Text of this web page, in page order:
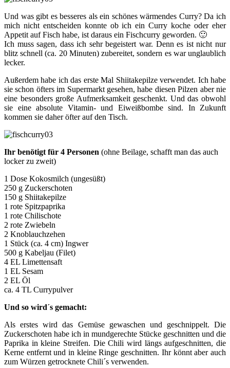
Und was gibt es besseres als ein schönes wärmendes Curry? Da ich
mich nicht entscheiden konnte ob ich ein Curry koche oder eher
Appetit auf Fisch habe, ist daraus ein Fischcurry geworden. 🙂
Ich muss sagen, dass ich sehr begeistert war. Denn es ist nicht nur
blitz schnell (ca. 20 Minuten) zubereitet, sondern es war unglaublich
lecker.
Außerdem habe ich das erste Mal Shiitakepilze verwendet. Ich habe
sie schon öfters im Supermarkt gesehen, habe diesen Pilzen aber nie
eine besonders große Aufmerksamkeit geschenkt. Und das obwohl
sie eine absolute Vitamin- und Eiweißbombe sind. In Zukunft
kommen sie daher öfter auf den Tisch.
Ihr benötigt für 4 Personen (ohne Beilage, schafft man das auch
locker zu zweit)
1 Dose Kokosmilch (ungesüßt)
250 g Zuckerschoten
150 g Shiitakepilze
1 rote Spitzpaprika
1 rote Chilischote
2 rote Zwiebeln
2 Knoblauchzehen
1 Stück (ca. 4 cm) Ingwer
500 g Kabeljau (Filet)
4 EL Limettensaft
1 EL Sesam
2 EL Öl
ca. 4 TL Currypulver
Und so wird´s gemacht:
Als erstes wird das Gemüse gewaschen und geschnippelt. Die
Zuckerschoten habe ich in mundgerechte Stücke geschnitten und die
Paprika in kleine Streifen. Die Chili wird längs aufgeschnitten, die
Kerne entfernt und in kleine Ringe geschnitten. Ihr könnt aber auch
zum Würzen getrocknete Chili´s verwenden.